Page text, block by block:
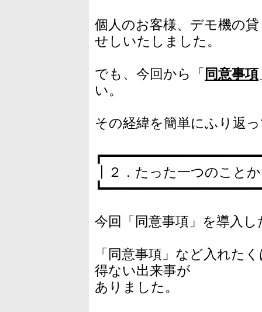
個人のお客様、デモ機の
せしいたしました。
でも、今回から「 同意事項
い。
その経緯を簡単にふり返
┃２．たった一つのこと
今回「同意事項」を導入
「同意事項」など入れた
得ない出来事が
ありました。